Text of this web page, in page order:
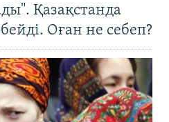
Қазақстанда
Оған не себеп?